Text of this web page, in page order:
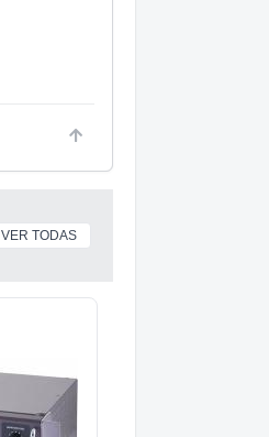
VER TODAS